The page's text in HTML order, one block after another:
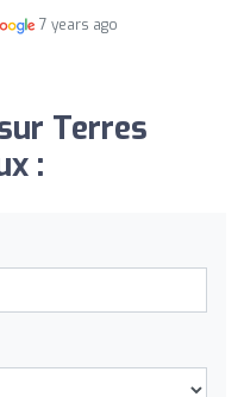
7 years ago
Terres
: